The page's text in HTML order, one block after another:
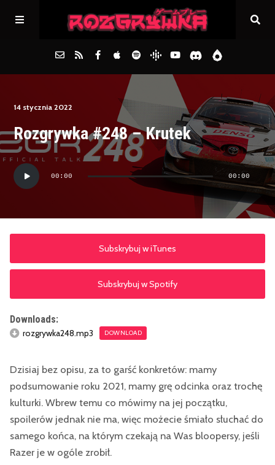
Archiwum
FAQs
14 stycznia 2022
Rozgrywka #248 – Krutek
Odtwarzacz
plików
00:00 00:00
Subskrybuj w iTunes
Subskrybuj w Spotify
Downloads:
rozgrywka248.mp3 DOWNLOAD
Dzisiaj bez opisu, za to garść konkretów: mamy
podsumowanie roku 2021, mamy grę odcinka oraz trochę
kulturki. Wbrew temu co mówimy na jej początku,
spoilerów jednak nie ma, więc możecie śmiało słuchać do
samego końca, na którym czekają na Was bloopersy, jeśli
Razer je w ogóle zrobił.